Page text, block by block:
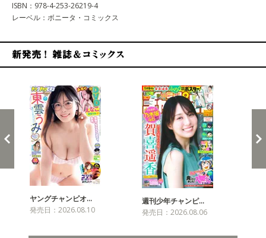
ISBN：978-4-253-26219-4
レーベル：ボニータ・コミックス
ヤングチャンピオ…
発売日：2026.08.10
週刊少年チャンピ…
発売日：2026.08.06